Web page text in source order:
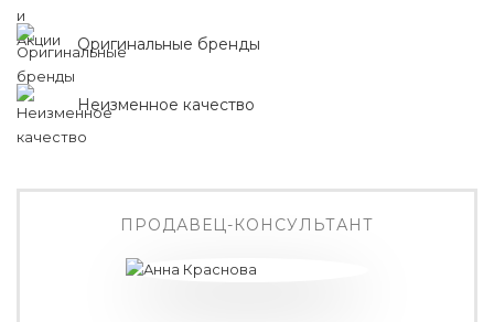
Оригинальные бренды
Неизменное качество
ПРОДАВЕЦ-КОНСУЛЬТАНТ